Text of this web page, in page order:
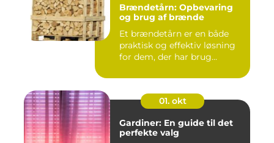
Brændetårn: Opbevaring
og brug af brænde
Et brændetårn er en både
praktisk og effektiv løsning
for dem, der har brug...
01. okt
Gardiner: En guide til det
perfekte valg